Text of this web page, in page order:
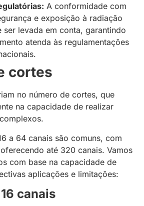
A conformidade com
e exposição à radiação
ser levada em conta, garantindo
atenda às regulamentações
cortes
no número de cortes, que
na capacidade de realizar
a 64 canais são comuns, com
até 320 canais. Vamos
com base na capacidade de
aplicações e limitações:
canais